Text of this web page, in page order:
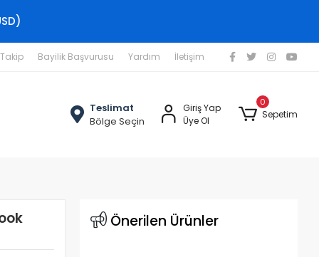
Bayilik Başvurusu Yardım İletişim
Teslimat
Bölge Seçin
Giriş Yap
Üye Ol
0
Sepetim
Önerilen Ürünler